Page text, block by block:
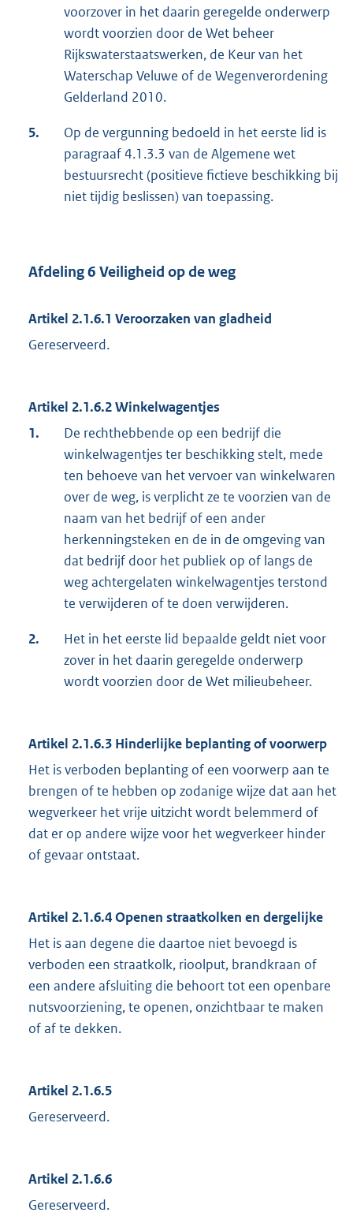
voorzover in het daarin geregelde onderwerp
wordt voorzien door de Wet beheer
Rijkswaterstaatswerken, de Keur van het
Waterschap Veluwe of de Wegenverordening
Gelderland 2010.
5.
Op de vergunning bedoeld in het eerste lid is
paragraaf 4.1.3.3 van de Algemene wet
bestuursrecht (positieve fictieve beschikking bij
niet tijdig beslissen) van toepassing.
Afdeling 6 Veiligheid op de weg
Artikel 2.1.6.1 Veroorzaken van gladheid
Gereserveerd.
Artikel 2.1.6.2 Winkelwagentjes
1.
De rechthebbende op een bedrijf die
winkelwagentjes ter beschikking stelt, mede
ten behoeve van het vervoer van winkelwaren
over de weg, is verplicht ze te voorzien van de
naam van het bedrijf of een ander
herkenningsteken en de in de omgeving van
dat bedrijf door het publiek op of langs de
weg achtergelaten winkelwagentjes terstond
te verwijderen of te doen verwijderen.
2.
Het in het eerste lid bepaalde geldt niet voor
zover in het daarin geregelde onderwerp
wordt voorzien door de Wet milieubeheer.
Artikel 2.1.6.3 Hinderlijke beplanting of voorwerp
Het is verboden beplanting of een voorwerp aan te
brengen of te hebben op zodanige wijze dat aan het
wegverkeer het vrije uitzicht wordt belemmerd of
dat er op andere wijze voor het wegverkeer hinder
of gevaar ontstaat.
Artikel 2.1.6.4 Openen straatkolken en dergelijke
Het is aan degene die daartoe niet bevoegd is
verboden een straatkolk, rioolput, brandkraan of
een andere afsluiting die behoort tot een openbare
nutsvoorziening, te openen, onzichtbaar te maken
of af te dekken.
Artikel 2.1.6.5
Gereserveerd.
Artikel 2.1.6.6
Gereserveerd.